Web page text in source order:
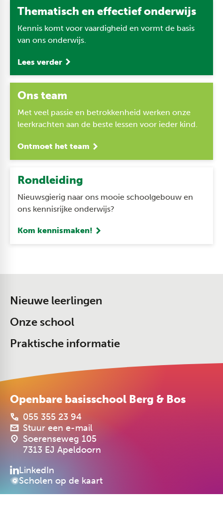
Thematisch en effectief onderwijs
Kennis komt voor vaardigheid en vormt de basis
van ons onderwijs.
Lees verder
Ons team
Met veel passie en betrokkenheid werken onze
leerkrachten aan de beste lessen voor ieder kind.
Ontmoet het team
Rondleiding
Nieuwsgierig naar ons mooie schoolgebouw en
ons kennisrijke onderwijs?
Kom kennismaken!
Nieuwe leerlingen
Onze school
Praktische informatie
Openbare basisschool Berg & Bos
055 355 23 94
Stuur een e-mail
Soerenseweg 105
7313 EJ Apeldoorn
LinkedIn
Scholen op de kaart